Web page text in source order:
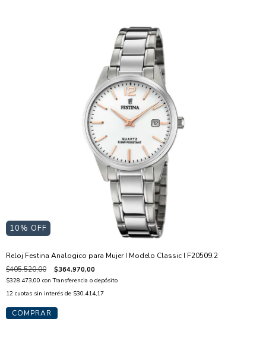
10% OFF
Reloj Festina Analogico para Mujer I Modelo Classic I F20509.2
$405.520,00 $364.970,00
$328.473,00 con Transferencia o depósito
12 cuotas sin interés de $30.414,17